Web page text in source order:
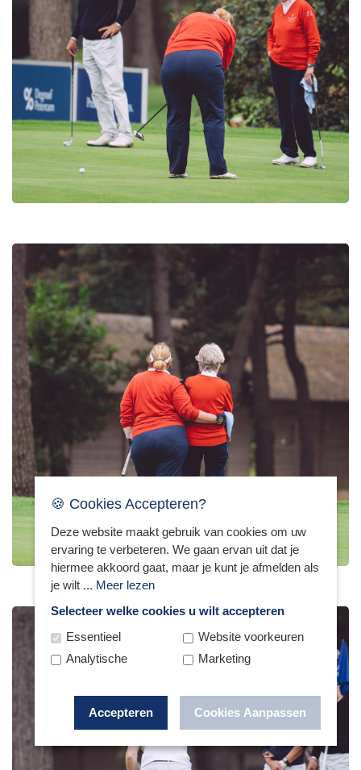
🍪 Cookies Accepteren?
Deze website maakt gebruik van cookies om uw
ervaring te verbeteren. We gaan ervan uit dat je
hiermee akkoord gaat, maar je kunt je afmelden als
je wilt ... Meer lezen
Selecteer welke cookies u wilt accepteren
Essentieel
Website voorkeuren
Analytische
Marketing
Accepteren Cookies Aanpassen